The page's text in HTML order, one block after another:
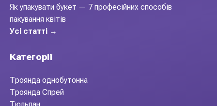
Як упакувати букет — 7 професійних способів
пакування квітів
Усі статті →
Категорії
Троянда однобутонна
Троянда Спрей